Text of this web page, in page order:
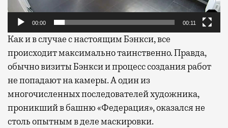
00:00 00:11
Как и в случае с настоящим Бэнкси, все
происходит максимально таинственно. Правда,
обычно визиты Бэнкси и процесс создания работ
не попадают на камеры. А один из
многочисленных последователей художника,
проникший в башню «Федерация», оказался не
столь опытным в деле маскировки.